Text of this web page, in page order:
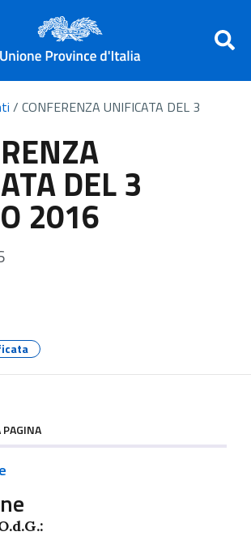
/ CONFERENZA UNIFICATA DEL 3
DEL 3
2016
PAGINA